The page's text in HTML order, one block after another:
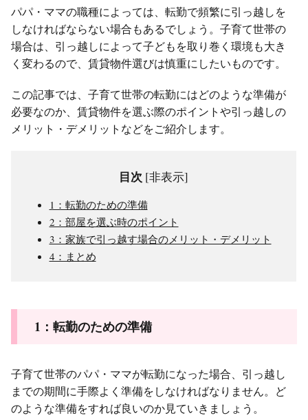
パパ・ママの職種によっては、転勤で頻繁に引っ越しを
しなければならない場合もあるでしょう。子育て世帯の
場合は、引っ越しによって子どもを取り巻く環境も大き
く変わるので、賃貸物件選びは慎重にしたいものです。
この記事では、子育て世帯の転勤にはどのような準備が
必要なのか、賃貸物件を選ぶ際のポイントや引っ越しの
メリット・デメリットなどをご紹介します。
目次 [非表示]
1：転勤のための準備
2：部屋を選ぶ時のポイント
3：家族で引っ越す場合のメリット・デメリット
4：まとめ
1：転勤のための準備
子育て世帯のパパ・ママが転勤になった場合、引っ越し
までの期間に手際よく準備をしなければなりません。ど
のような準備をすれば良いのか見ていきましょう。